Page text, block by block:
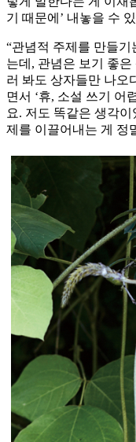
기 때문에’ 내놓을 수
“관념적 주제를 만들
는데, 관념은 보기 좋
러 봐도 상자들만 나오
면서 ‘휴, 소설 쓰기 어
요. 저도 똑같은 생각
제를 이끌어내는 게 정